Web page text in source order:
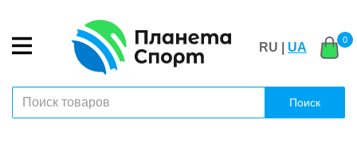
RU | UA
0
Поиск